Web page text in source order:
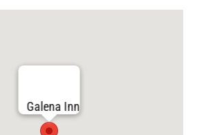
Galena Inn